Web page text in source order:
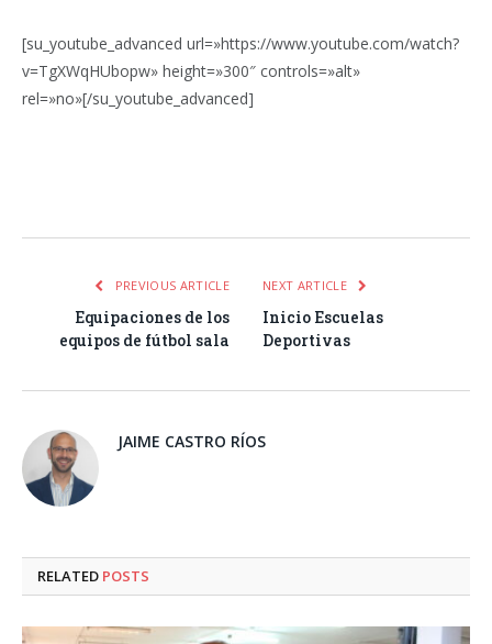
[su_youtube_advanced url=»https://www.youtube.com/watch?
v=TgXWqHUbopw» height=»300″ controls=»alt»
rel=»no»[/su_youtube_advanced]
PREVIOUS ARTICLE
Equipaciones de los
equipos de fútbol sala
NEXT ARTICLE
Inicio Escuelas
Deportivas
JAIME CASTRO RÍOS
RELATED POSTS